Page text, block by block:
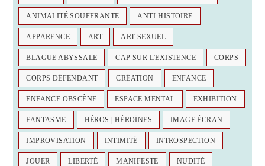
ANIMALITÉ SOUFFRANTE ANTI-HISTOIRE
APPARENCE ART ART SEXUEL
BLAGUE ABYSSALE CAP SUR L'EXISTENCE CORPS
CORPS DÉFENDANT CRÉATION ENFANCE
ENFANCE OBSCÈNE ESPACE MENTAL EXHIBITION
FANTASME HÉROS | HÉROÏNES IMAGE ÉCRAN
IMPROVISATION INTIMITÉ INTROSPECTION
JOUER LIBERTÉ MANIFESTE NUDITÉ